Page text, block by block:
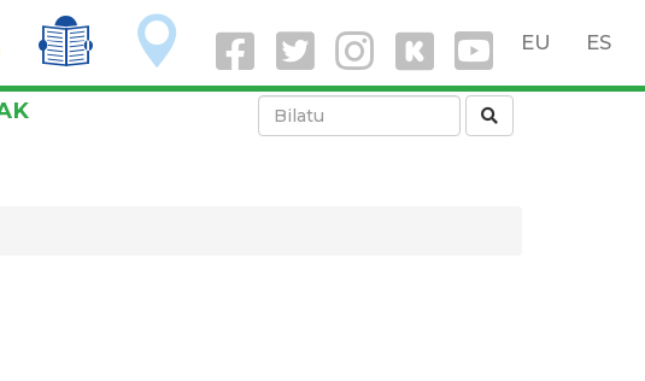
EU ES
T O